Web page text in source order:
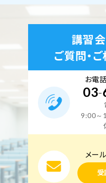
講習
ご質問・
お電
03-
9:00～
メー
受